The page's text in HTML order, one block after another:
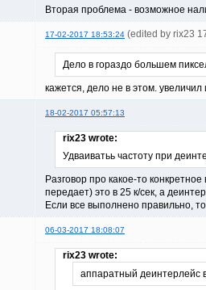
Вторая проблема - возможное
17-02-2017 18:53:24 (edited by rix23
Дело в гораздо большем
кажется, дело не в этом.
18-02-2017 05:57:13
rix23 wrote:
Удваиватьь частоту при
Разговор про какое-то
передает) это в 25 к/сек, а
Если все выполнено правильно,
06-03-2017 18:08:07
rix23 wrote:
аппаратный деинтерлейс